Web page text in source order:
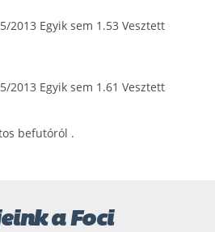
2013 Egyik sem 1.53 Vesztett
2013 Egyik sem 1.61 Vesztett
befutóról .
a Foci